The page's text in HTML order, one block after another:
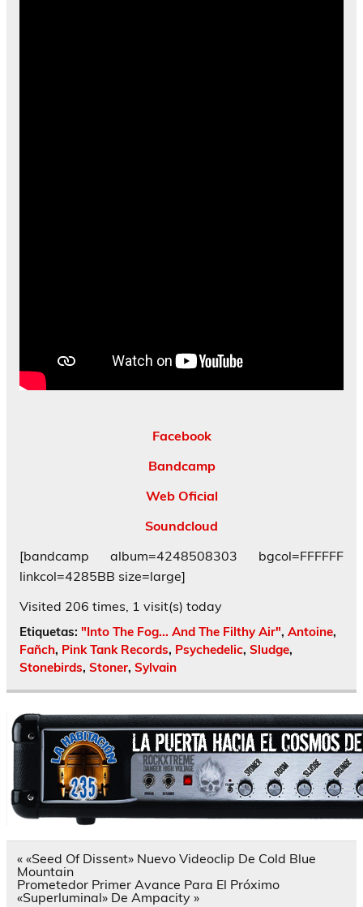
Facebook
Bandcamp
Web Oficial
Soundcloud
[bandcamp album=4248508303 bgcol=FFFFFF
linkcol=4285BB size=large]
Visited 206 times, 1 visit(s) today
Etiquetas: "Into The Fog... And The Filthy Air", Antoine,
Fañch, Pink Tank Records, Psychedelic, Sludge,
Stonebirds, Stoner, Sylvain
Navegación
de
entradas
« «Seed Of Dissent» Nuevo Videoclip De Cold Blue
Mountain
Prometedor Primer Avance Para El Próximo
«Superluminal» De Ampacity »